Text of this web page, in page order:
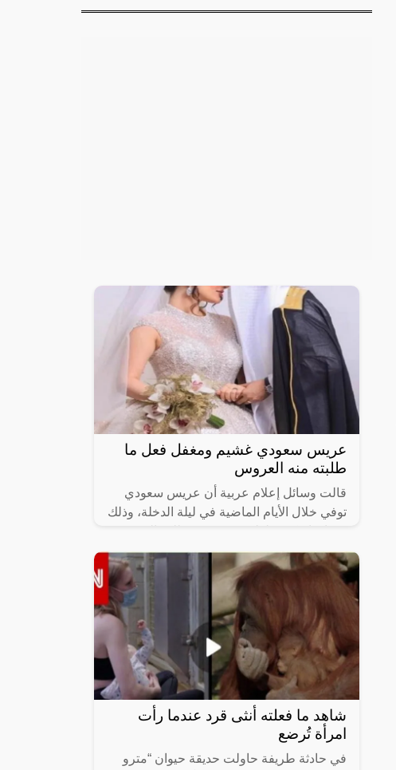
عريس سعودي غشيم ومغفل فعل ما
طلبته منه العروس
قالت وسائل إعلام عربية أن عريس سعودي
توفي خلال الأيام الماضية في ليلة الدخلة، وذلك
فكانت نهايته صادمة وغير متوقعة.وفي
شاهد ما فعلته أنثى قرد عندما رأت
امرأة تُرضع
في حادثة طريفة حاولت حديقة حيوان “مترو